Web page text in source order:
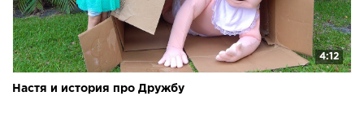
4:12
Настя и история про Дружбу